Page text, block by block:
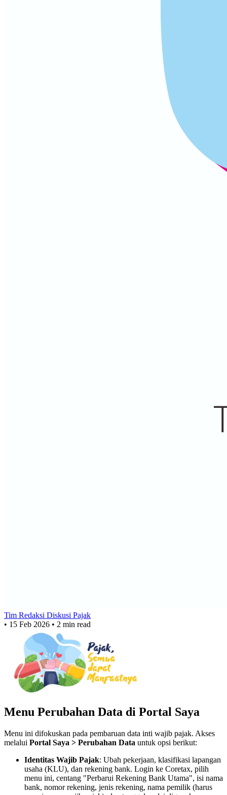
Tim Redaksi Diskusi Pajak
• 15 Feb 2026 • 2 min read
Menu Perubahan Data di Portal Saya
Menu ini difokuskan pada pembaruan data inti wajib pajak. Akses
melalui Portal Saya > Perubahan Data untuk opsi berikut:
Identitas Wajib Pajak: Ubah pekerjaan, klasifikasi lapangan
usaha (KLU), dan rekening bank. Login ke Coretax, pilih
menu ini, centang "Perbarui Rekening Bank Utama", isi nama
bank, nomor rekening, jenis rekening, nama pemilik (harus